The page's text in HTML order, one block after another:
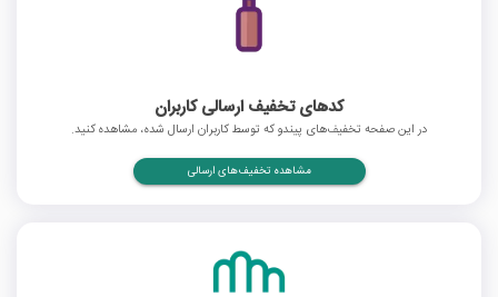
کدهای تخفیف ارسالی کاربران
در این صفحه تخفیف‌های پیندو که توسط کاربران ارسال شده، مشاهده کنید.
مشاهده تخفیف‌های ارسالی